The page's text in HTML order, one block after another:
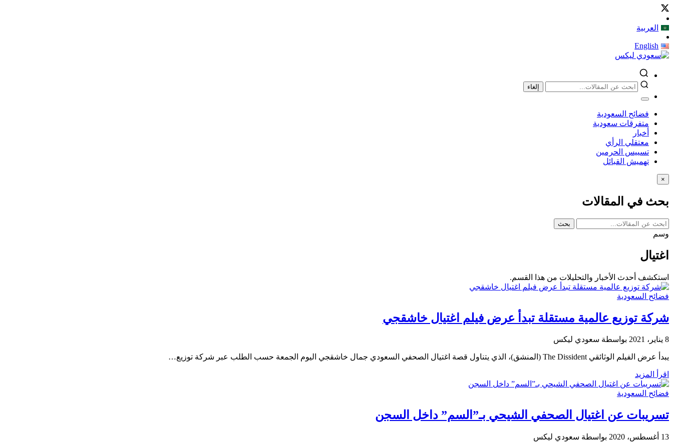
العربية
English
إلغاء
فضائح السعودية
متفرقات سعودية
أخبار
معتقلي الرأي
تسييس الحرمين
تهميش القبائل
×
بحث في المقالات
بحث
وسم
اغتيال
استكشف أحدث الأخبار والتحليلات من هذا القسم.
فضائح السعودية
شركة توزيع عالمية مستقلة تبدأ عرض فيلم اغتيال خاشقجي
8 يناير، 2021 بواسطة سعودي ليكس
يبدأ عرض الفيلم الوثائقي The Dissident (المنشق)، الذي يتناول قصة اغتيال الصحفي السعودي جمال خاشقجي اليوم الجمعة حسب الطلب عبر شركة توزيع…
اقرأ المزيد
فضائح السعودية
تسريبات عن اغتيال الصحفي الشيحي بـ”السم” داخل السجن
13 أغسطس، 2020 بواسطة سعودي ليكس